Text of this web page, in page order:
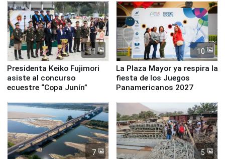
11
Presidenta Keiko Fujimori
asiste al concurso
ecuestre “Copa Junín”
10
La Plaza Mayor ya respira la
fiesta de los Juegos
Panamericanos 2027
7 5